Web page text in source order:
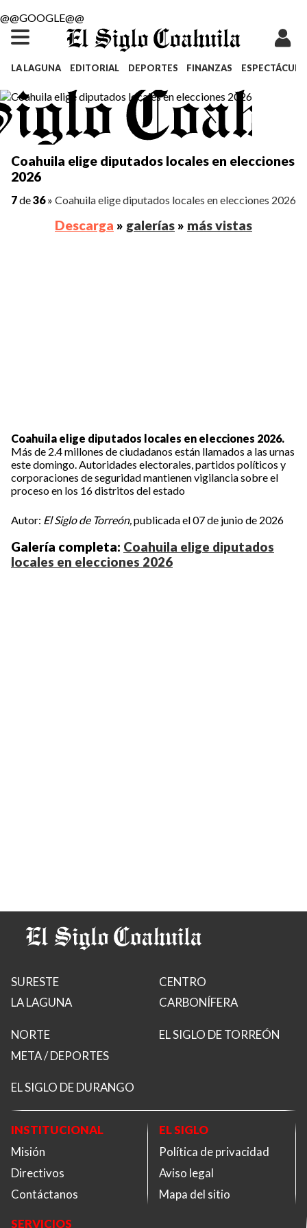
@@GOOGLE@@
LA LAGUNA EDITORIAL DEPORTES FINANZAS
Coahuila elige diputados locales en elecciones
2026
7de36» Coahuila elige diputados locales en elecciones 2026
Descarga » galerías » más vistas
Coahuila elige diputados locales en elecciones 2026.
Más de 2.4 millones de ciudadanos están llamados a las urnas
este domingo. Autoridades electorales, partidos políticos y
corporaciones de seguridad mantienen vigilancia sobre el
proceso en los 16 distritos del estado
Autor: El Siglo de Torreón,publicada el 07 de junio de 2026
Galería completa: Coahuila elige diputados
locales en elecciones 2026
SURESTE
LA LAGUNA
CENTRO
CARBONÍFERA
NORTE
META / DEPORTES
EL SIGLO DE TORREÓN
EL SIGLO DE DURANGO
INSTITUCIONAL
Misión
Directivos
Contáctanos
EL SIGLO
Política de privacidad
Aviso legal
Mapa del sitio
SERVICIOS